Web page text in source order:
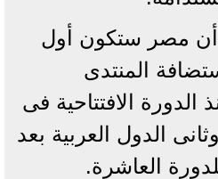
أن مصر ستكون أول
المنتدى
الدورة الافتتاحية فى
الدول العربية بعد
العاشرة.